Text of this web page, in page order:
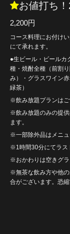
お値打ち
2,200円
コース料理にお付け
にて承れます。
●生ビール・ビールカ
種・焼酎全種（前割
み）・グラスワイン
緑茶）
※飲み放題プランはご
※飲み放題のみの提
ます。
※一部除外品はメニュ
※1時間30分にてラス
※おかわりは空きグラ
※無茶な飲み方や他
合がございます。恐